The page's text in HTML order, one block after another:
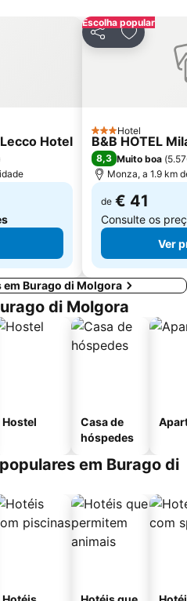
Zara Metro Station
Assago Milanofiori Forum Metro Station
Duomo Metro Station
Hotel
Escolha popular
Partilhar
3 Estrelas
Hotel
B&B HOTEL
8,3 Muito boa (
Monza, a 1.9 km
de € 41
Consulte os
Ver
em Burago di Molgora
di Molgora
Hostel
Casa de
hóspedes
em Burago di